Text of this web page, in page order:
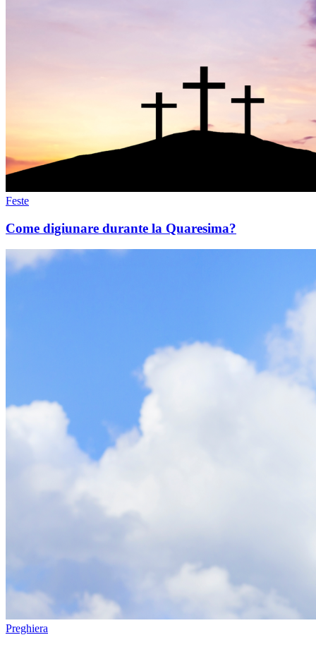
Feste
Come digiunare durante la Quaresima?
Preghiera